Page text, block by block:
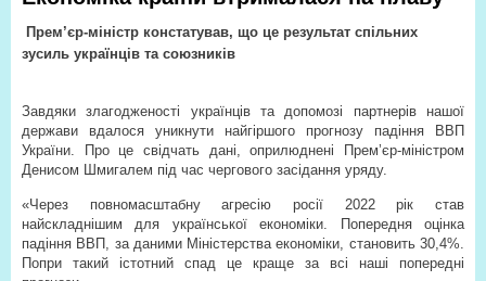
Прем’єр-міністр констатував, що це результат спільних
зусиль українців та союзників
Завдяки злагодженості українців та допомозі партнерів нашої
держави вдалося уникнути найгіршого прогнозу падіння ВВП
України. Про це свідчать дані, оприлюднені Прем’єр-міністром
Денисом Шмигалем під час чергового засідання уряду.
«Через повномасштабну агресію росії 2022 рік став
найскладнішим для української економіки. Попередня оцінка
падіння ВВП, за даними Міністерства економіки, становить 30,4%.
Попри такий істотний спад це краще за всі наші попередні